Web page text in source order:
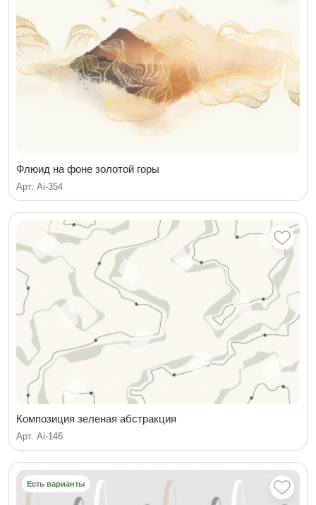
Флюид на фоне золотой горы
Арт. Ai-354
Композиция зеленая абстракция
Арт. Ai-146
Есть варианты